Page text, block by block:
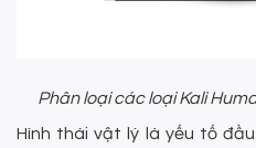
Phân loại các loại Kali
Hình thái vật lý là yếu tố